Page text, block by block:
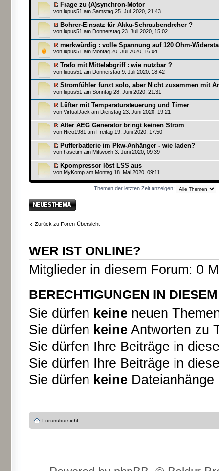
Frage zu (A)synchron-Motor
von lupus51 am Samstag 25. Juli 2020, 21:43
Bohrer-Einsatz für Akku-Schraubendreher ?
von lupus51 am Donnerstag 23. Juli 2020, 15:02
merkwürdig : volle Spannung auf 120 Ohm-
von lupus51 am Montag 20. Juli 2020, 16:04
Trafo mit Mittelabgriff : wie nutzbar ?
von lupus51 am Donnerstag 9. Juli 2020, 18:42
Stromfühler funzt solo, aber Nicht zusammen mit
von lupus51 am Sonntag 28. Juni 2020, 21:31
Lüfter mit Temperatursteuerung und Timer
von VirtualJack am Dienstag 23. Juni 2020, 19:21
Alter AEG Generator bringt keinen Strom
von Nico1981 am Freitag 19. Juni 2020, 17:50
Pufferbatterie im Pkw-Anhänger - wie laden?
von hasetim am Mittwoch 3. Juni 2020, 09:39
Kpompressor löst LSS aus
von MyKomp am Montag 18. Mai 2020, 09:11
Themen der letzten Zeit anzeigen:
Neues Thema
erstellen
Zurück zu Foren-Übersicht
WER IST ONLINE?
Mitglieder in diesem Forum: 0
BERECHTIGUNGEN IN
Sie dürfen keine neuen
Sie dürfen keine Antworten zu
Sie dürfen Ihre Beiträge in
Sie dürfen Ihre Beiträge in
Sie dürfen keine
Forenübersicht